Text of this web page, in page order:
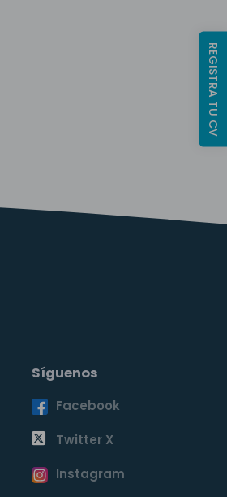
Síguenos
Facebook
Twitter X
Instagram
REGISTRA TU CV